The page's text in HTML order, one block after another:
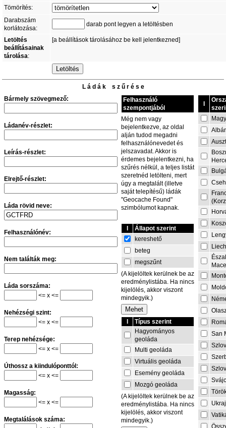
Tömörítés:
Darabszám
korlátozása:
darab pont legyen a letöltésben
Letöltés
beállításainak
tárolása:
[a beállítások tárolásához be kell jelentkezned]
L á d á k s z ű r é s e
Bármely szövegmező:
Ládanév-részlet:
Leírás-részlet:
Elrejtő-részlet:
Láda rövid neve:
Felhasználónév:
Nem találták meg:
Láda sorszáma:
<= x <=
Nehézségi szint:
<= x <=
Terep nehézsége:
<= x <=
Úthossz a kiindulóponttól:
<= x <=
Magasság:
<= x <=
Megtalálások száma:
Felhasználó
szempontjából
Még nem vagy
bejelentkezve, az oldal
alján tudod megadni
felhasználónevedet és
jelszavadat. Akkor is
érdemes bejelentkezni, ha
szűrés nélkül, a teljes listát
szeretnéd letölteni, mert
úgy a megtalált (illetve
saját telepítésű) ládák
"Geocache Found"
szimbólumot kapnak.
I
Állapot szerint
kereshető
beteg
megszűnt
(A kijelöltek kerülnek be az
eredménylistába. Ha nincs
kijelölés, akkor viszont
mindegyik.)
I
Típus szerint
Hagyományos
geoláda
Multi geoláda
Virtuális geoláda
Esemény geoláda
Mozgó geoláda
(A kijelöltek kerülnek be az
eredménylistába. Ha nincs
kijelölés, akkor viszont
mindegyik.)
San